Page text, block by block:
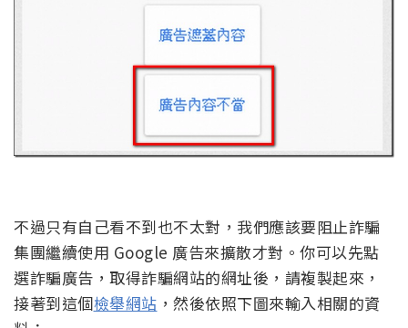
不過只有自己看不到也不太對，我們應該要阻止詐騙
集團繼續使用 Google 廣告來擴散才對。你可以先點
選詐騙廣告，取得詐騙網站的網址後，請複製起來，
接著到這個檢舉網站 ，然後依照下圖來輸入相關的資